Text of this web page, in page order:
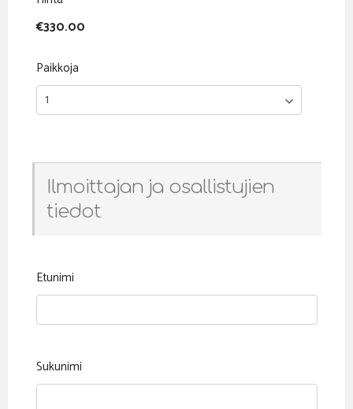
€330.00
Paikkoja
Ilmoittajan ja osallistujien
tiedot
Etunimi
Sukunimi